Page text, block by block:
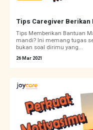
Tips Caregiver Berikan
Tips Memberikan Bantuan
mandi? Ini memang tugas
bukan soal dirimu yang...
26 Mar 2021